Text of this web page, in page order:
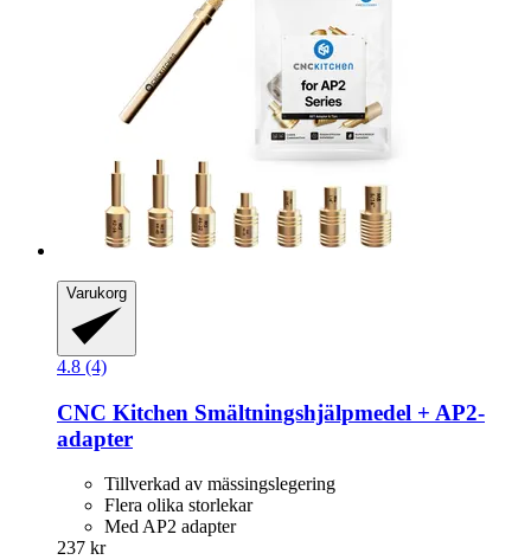
Varukorg
4.8 (4)
CNC Kitchen Smältningshjälpmedel + AP2-​
adapter
Tillverkad av mässingslegering
Flera olika storlekar
Med AP2 adapter
237 kr